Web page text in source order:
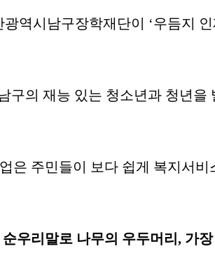
광역시남구장학재단이 ‘우듬지
구의 재능 있는 청소년과 청년을
은 주민들이 보다 쉽게 복지서비
순우리말로 나무의 우두머리, 가